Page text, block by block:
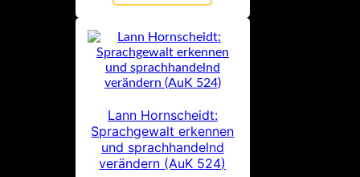
Lann Hornscheidt:
Sprachgewalt erkennen
und sprachhandelnd
verändern (AuK 524)